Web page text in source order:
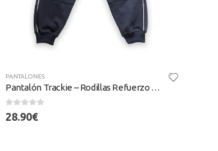
PANTALONES
Pantalón Trackie – Rodillas Refuerzo (Tallas 2-8)
28.90€